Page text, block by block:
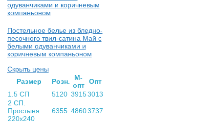
Постельное белье из бледно-
песочного твил-сатина Май с
белыми одуванчиками и
коричневым компаньоном
Скрыть цены
Раз­мер
Розн.
М-
опт Опт
1.5 СП
5120 39153013
2 СП.
Простыня
220х240
6355 48603737